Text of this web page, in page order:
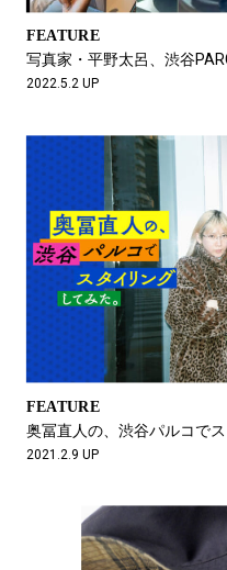
FEATURE
写真家・平野太呂、渋谷
2022.5.2 UP
FEATURE
奥冨直人の、渋谷パルコで
2021.2.9 UP